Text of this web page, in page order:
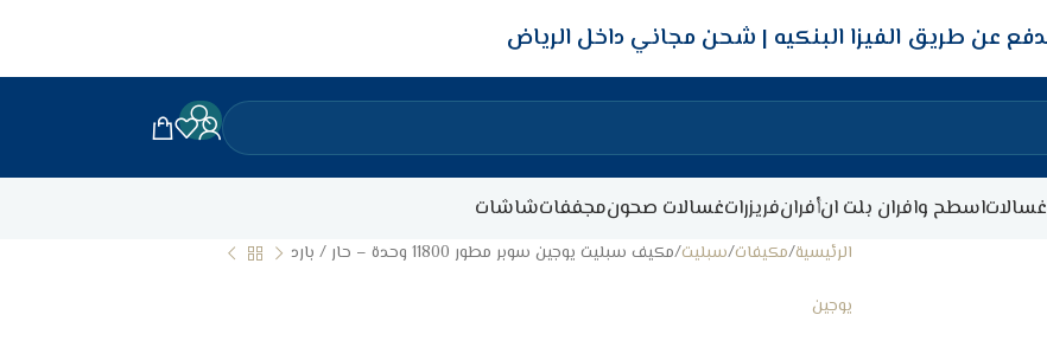
شحن مجاني داخل الرياض
غسالاتاسطح وافران بلت انأفرانفريزراتغسالات صحونمجففاتشاشات
الرئيسية مكيفات سبليت مكيف سبليت يوجين سوبر مطور 11800 وحدة – حار / بارد
يوجين